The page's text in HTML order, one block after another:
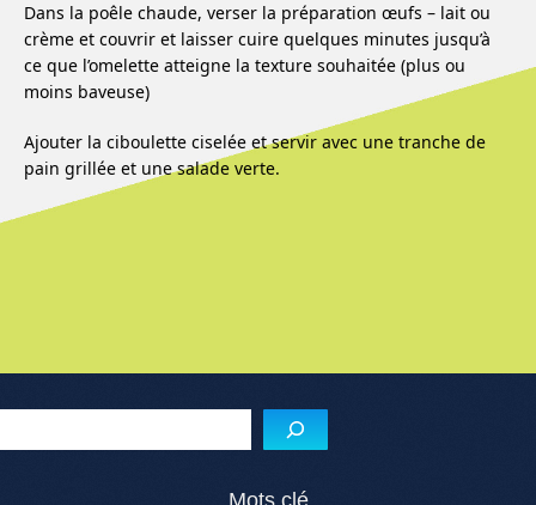
Dans la poêle chaude, verser la préparation œufs – lait ou
crème et couvrir et laisser cuire quelques minutes jusqu’à
ce que l’omelette atteigne la texture souhaitée (plus ou
moins baveuse)
Ajouter la ciboulette ciselée et servir avec une tranche de
pain grillée et une salade verte.
Menu de l'article